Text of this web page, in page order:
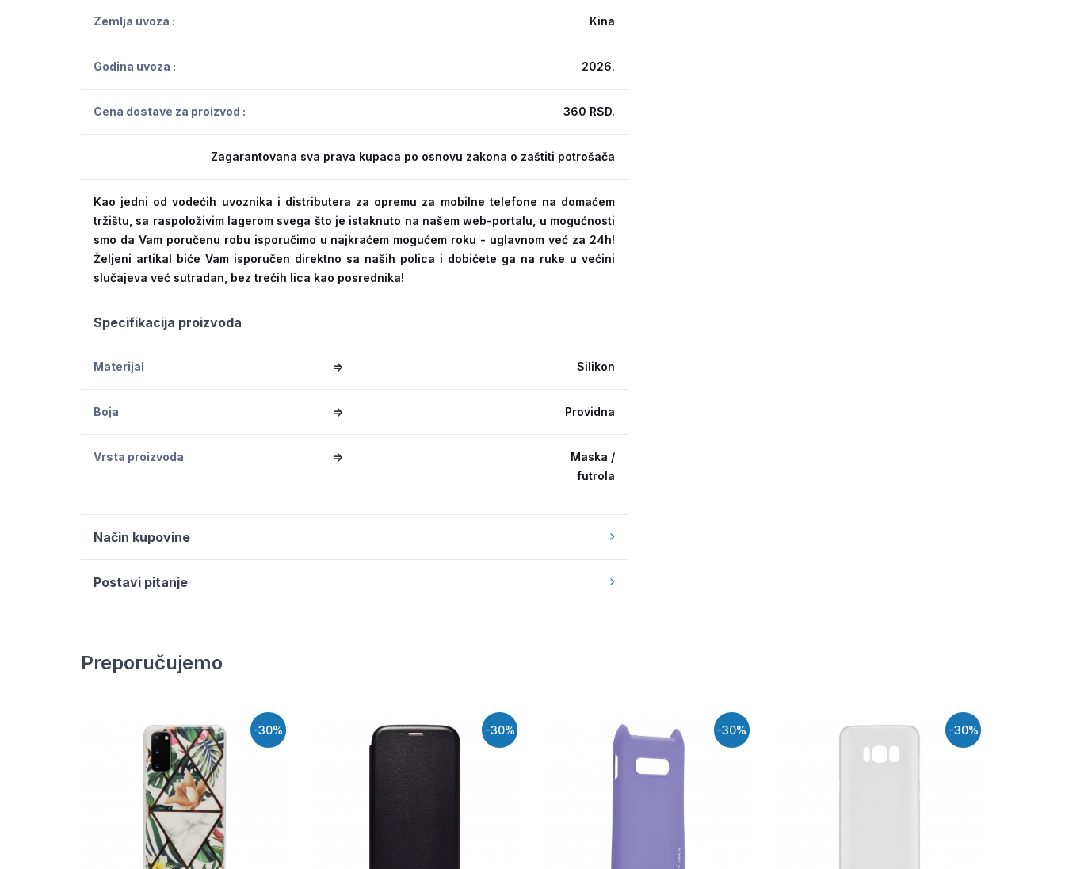
Zemlja uvoza : Kina
Godina uvoza : 2026.
Cena dostave za proizvod : 360 RSD.
Zagarantovana sva prava kupaca po osnovu zakona o zaštiti potrošača
Kao jedni od vodećih uvoznika i distributera za opremu za mobilne telefone na domaćem
tržištu, sa raspoloživim lagerom svega što je istaknuto na našem web-portalu, u mogućnosti
smo da Vam poručenu robu isporučimo u najkraćem mogućem roku - uglavnom već za 24h!
Željeni artikal biće Vam isporučen direktno sa naših polica i dobićete ga na ruke u većini
slučajeva već sutradan, bez trećih lica kao posrednika!
Specifikacija proizvoda
Materijal => Silikon
Boja => Providna
Vrsta proizvoda =>
Maska /
futrola
Način kupovine
Postavi pitanje
Preporučujemo
-30% -30% -30% -30%